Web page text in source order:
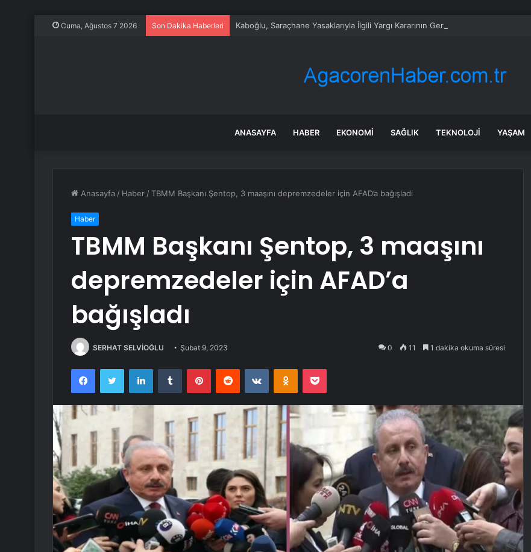
Cuma, Ağustos 7 2026 Son Dakika Haberleri Kaboğlu, Saraçhane Yasaklarıyla İlgili Yargı Kararının Gereğinin Derhal Yerine
ANASAYFA HABER EKONOMI SAĞLIK TEKNOLOJI YAŞAM
Anasayfa / Haber /TBMM Başkanı Şentop, 3 maaşını depremzedeler için AFAD’a bağışladı
Haber
TBMM Başkanı Şentop, 3 maaşını
depremzedeler için AFAD’a
bağışladı
SERHAT SELVİOĞLU Şubat 9, 2023 0 11 1 dakika okuma süresi
FacebookTwitter LinkedInTumblr PinterestReddit VKontakteOdnoklassniki
Pocket